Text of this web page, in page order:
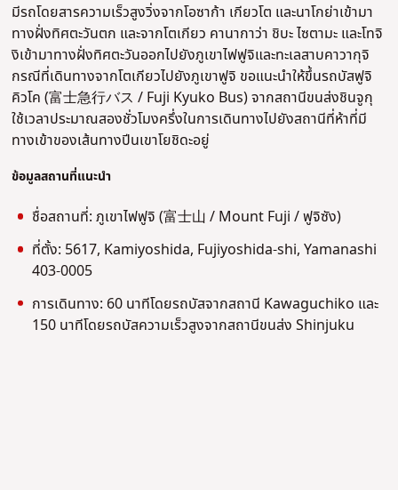
มีรถโดยสารความเร็วสูงวิ่งจากโอซาก้า เกียวโต และนาโกย่าเข้ามา
ทางฝั่งทิศตะวันตก และจากโตเกียว คานากาว่า ชิบะ ไซตามะ และโทจิ
งิเข้ามาทางฝั่งทิศตะวันออกไปยังภูเขาไฟฟูจิและทะเลสาบคาวากุจิ
กรณีที่เดินทางจากโตเกียวไปยังภูเขาฟูจิ ขอแนะนำให้ขึ้นรถบัสฟูจิ
คิวโค (富士急行バス / Fuji Kyuko Bus) จากสถานีขนส่งชินจูกุ
ใช้เวลาประมาณสองชั่วโมงครึ่งในการเดินทางไปยังสถานีที่ห้าที่มี
ทางเข้าของเส้นทางปีนเขาโยชิดะอยู่
ข้อมูลสถานที่แนะนำ
ชื่อสถานที่: ภูเขาไฟฟูจิ (富士山 / Mount Fuji / ฟูจิซัง)
ที่ตั้ง: 5617, Kamiyoshida, Fujiyoshida-shi, Yamanashi
403-0005
การเดินทาง: 60 นาทีโดยรถบัสจากสถานี Kawaguchiko และ
150 นาทีโดยรถบัสความเร็วสูงจากสถานีขนส่ง Shinjuku